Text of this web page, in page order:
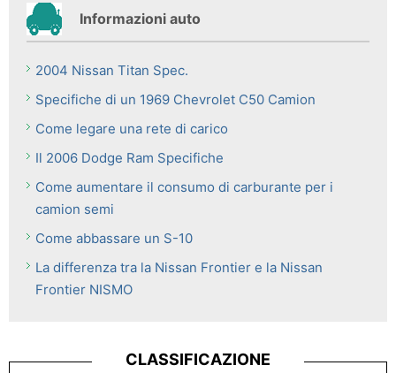
Informazioni auto
2004 Nissan Titan Spec.
Specifiche di un 1969 Chevrolet C50 Camion
Come legare una rete di carico
Il 2006 Dodge Ram Specifiche
Come aumentare il consumo di carburante per i
camion semi
Come abbassare un S-10
La differenza tra la Nissan Frontier e la Nissan
Frontier NISMO
CLASSIFICAZIONE